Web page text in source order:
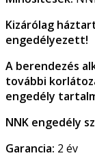
Kizárólag
engedélyezett!
A berendezés
további
engedély
NNK engedély
Garancia: 2 év